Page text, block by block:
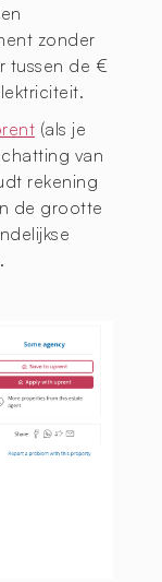
zonder
tussen de €
(als je
van
rekening
de grootte